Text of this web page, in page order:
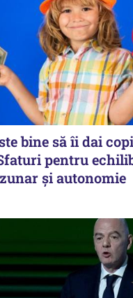
bine să îi dai
pentru
și autonomie